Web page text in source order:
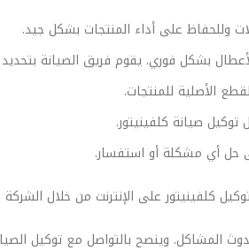
وللحفاظ على أداء المنتجات بشكل جيد.
بشكل فوري. يقوم فريق الصيانة بتحديد
الأصلية للمنتجات.
صيانة كلفينيتور.
حل أي مشكلة أو استفسار.
كلفينيتور على الإنترنت من خلال الشركة
المشاكل. وينصح بالتواصل مع توكيل